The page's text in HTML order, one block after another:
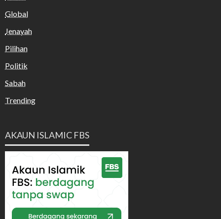
Global
Jenayah
Pilihan
Politik
Sabah
Trending
AKAUN ISLAMIC FBS